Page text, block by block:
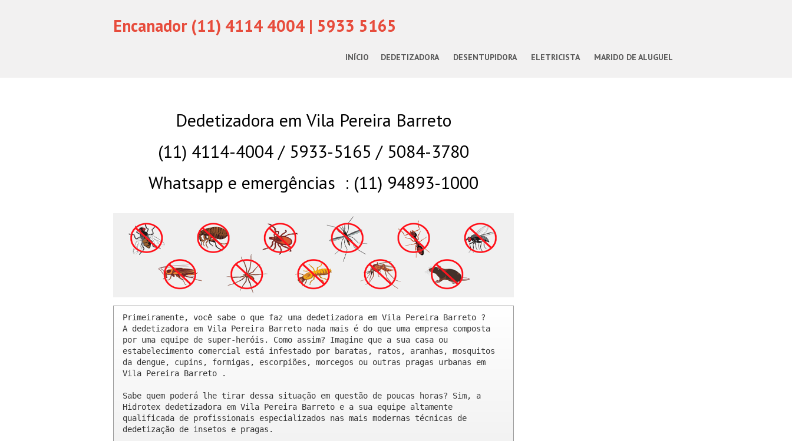
Encanador (11) 4114 4004 | 5933 5165
INÍCIO DEDETIZADORA DESENTUPIDORA ELETRICISTA MARIDO DE ALUGUEL
Dedetizadora em Vila Pereira Barreto
(11) 4114-4004 / 5933-5165 / 5084-3780
Whatsapp e emergências : (11) 94893-1000
Primeiramente, você sabe o que faz uma dedetizadora em Vila Pereira Barreto ?
A dedetizadora em Vila Pereira Barreto nada mais é do que uma empresa composta
por uma equipe de super-heróis. Como assim? Imagine que a sua casa ou
estabelecimento comercial está infestado por baratas, ratos, aranhas, mosquitos
da dengue, cupins, formigas, escorpiões, morcegos ou outras pragas urbanas em
Vila Pereira Barreto .
Sabe quem poderá lhe tirar dessa situação em questão de poucas horas? Sim, a
Hidrotex dedetizadora em Vila Pereira Barreto e a sua equipe altamente
qualificada de profissionais especializados nas mais modernas técnicas de
dedetização de insetos e pragas.